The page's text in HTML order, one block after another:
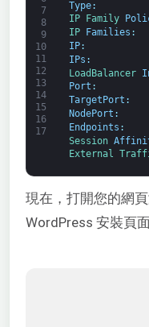
7
8
9
10
11
12
13
14
15
16
17
Type:
IP
Family
IP
Families :
IP:
IPs :
LoadBalancer
Port :
TargetPort :
NodePort :
Endpoints :
Session
External
現在，打開您的網
WordPress 安裝頁面